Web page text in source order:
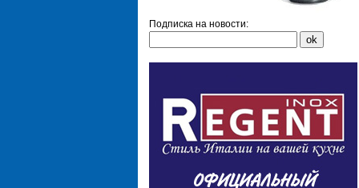
Подписка на новости: